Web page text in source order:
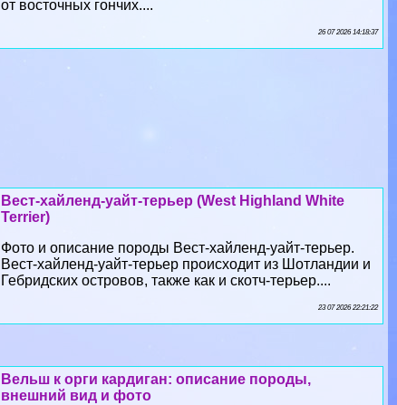
от восточных гончих....
26 07 2026 14:18:37
Вест-хайленд-уайт-терьер (West Highland White
Terrier)
Фото и описание породы Вест-хайленд-уайт-терьер.
Вест-хайленд-уайт-терьер происходит из Шотландии и
Гебридских островов, также как и скотч-терьер....
23 07 2026 22:21:22
Вельш к opги кардиган: описание породы,
внешний вид и фото